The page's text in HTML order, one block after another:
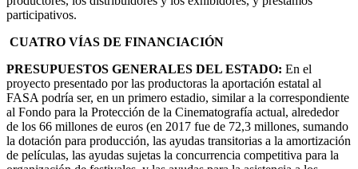
participativos.
CUATRO VÍAS DE FINANCIACIÓN
PRESUPUESTOS GENERALES DEL ESTADO: En el
proyecto presentado por las productoras la aportación estatal al
FASA podría ser, en un primero estadio, similar a la correspondiente
al Fondo para la Protección de la Cinematografía actual, alrededor
de los 66 millones de euros (en 2017 fue de 72,3 millones, sumando
la dotación para producción, las ayudas transitorias a la amortización
de películas, las ayudas sujetas la concurrencia competitiva para la